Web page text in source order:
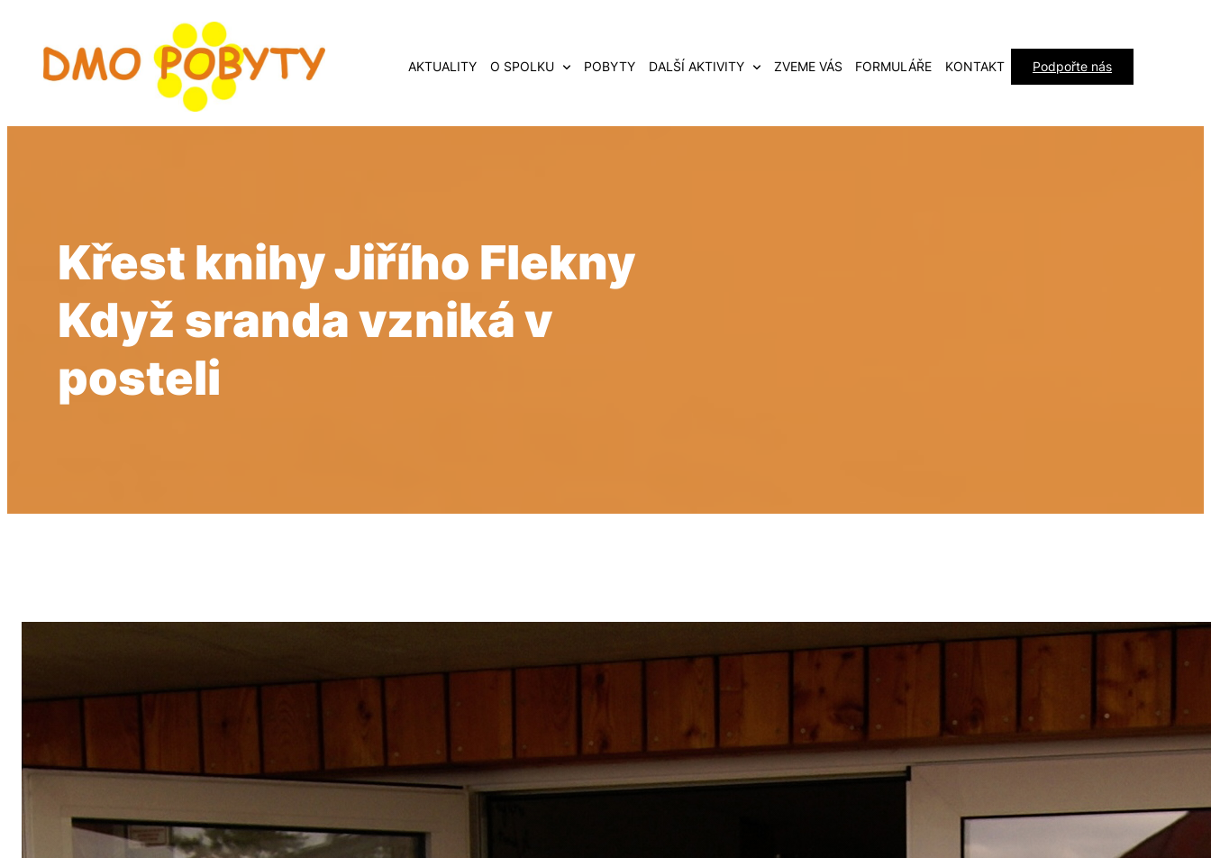
obsah
AKTUALITY O SPOLKU POBYTY DALŠÍ AKTIVITY ZVEME VÁS FORMULÁŘE KONTAKT Podpořte nás
Křest knihy Jiřího Flekny
Když sranda vzniká v
posteli